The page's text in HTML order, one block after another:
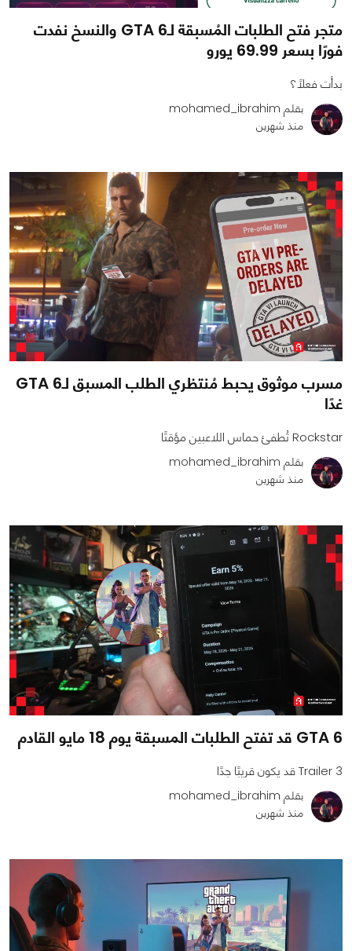
900
متجر فتح الطلبات المُسبقة لـGTA 6 والنسخ نفدت
فورًا بسعر 69.99 يورو
بدأت فعلًا؟
بقلم mohamed_ibrahim
منذ شهرين
1324
0
0
مسرب موثوق يحبط مُنتظري الطلب المسبق لـGTA 6
غدًا
Rockstar تُطفئ حماس اللاعبين مؤقتًا
بقلم mohamed_ibrahim
منذ شهرين
0
GTA 6 قد تفتح الطلبات المسبقة يوم 18 مايو القادم
Trailer 3 قد يكون قريبًا جدًا
بقلم mohamed_ibrahim
منذ شهرين